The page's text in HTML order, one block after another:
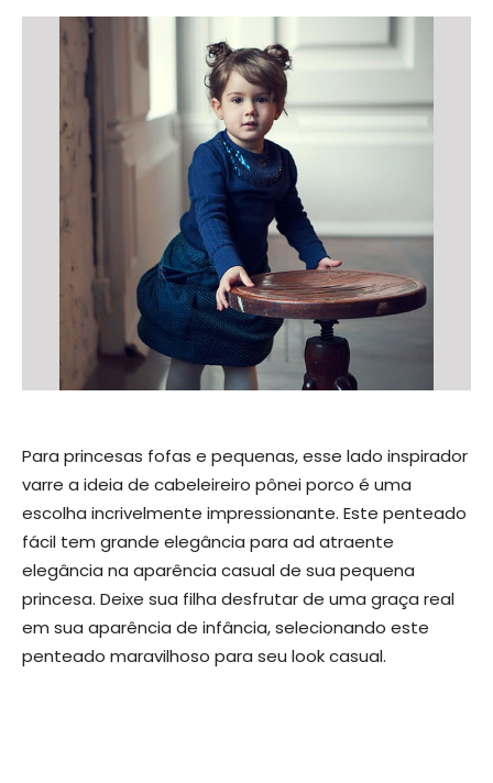
Para princesas fofas e pequenas, esse lado inspirador
varre a ideia de cabeleireiro pônei porco é uma
escolha incrivelmente impressionante. Este penteado
fácil tem grande elegância para ad atraente
elegância na aparência casual de sua pequena
princesa. Deixe sua filha desfrutar de uma graça real
em sua aparência de infância, selecionando este
penteado maravilhoso para seu look casual.